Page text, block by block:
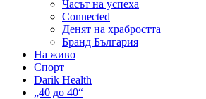
Часът на успеха
Connected
Денят на храбростта
Бранд България
На живо
Спорт
Darik Health
„40 до 40“